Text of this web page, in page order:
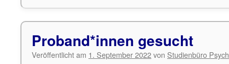
Proband*innen gesucht
Veröffentlicht am 1. September 2022von Studienbüro